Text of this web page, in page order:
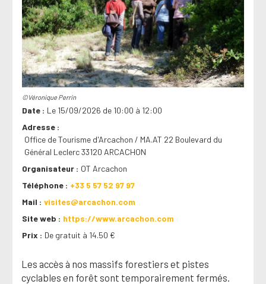
©Véronique Perrin
Date
Le 15/09/2026 de 10:00 à 12:00
Adresse
Office de Tourisme d'Arcachon / MA.AT 22 Boulevard du
Général Leclerc 33120 ARCACHON
Organisateur
OT Arcachon
Téléphone
+33 5 57 52 97 97
Mail
visites@arcachon.com
Site web
https://www.arcachon.com
Prix
De gratuit à 14.50 €
Les accès à nos massifs forestiers et pistes
cyclables en forêt sont temporairement fermés.